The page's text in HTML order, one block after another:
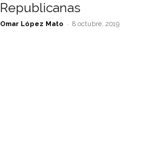
Republicanas
Omar López Mato - 8 octubre, 2019